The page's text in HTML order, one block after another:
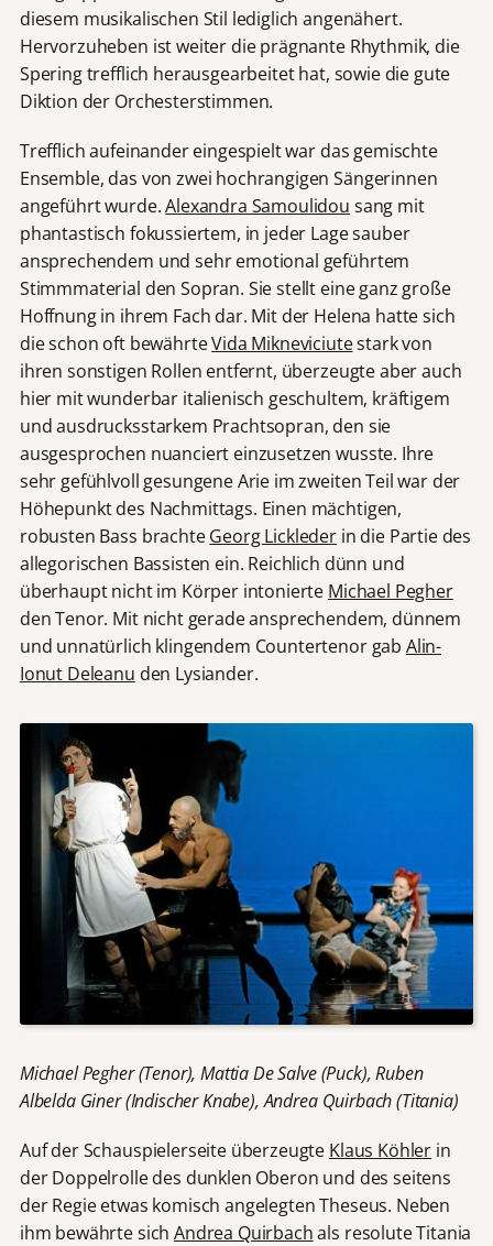
diesem musikalischen Stil lediglich angenähert.
Hervorzuheben ist weiter die prägnante Rhythmik, die
Spering trefflich herausgearbeitet hat, sowie die gute
Diktion der Orchesterstimmen.
Trefflich aufeinander eingespielt war das gemischte
Ensemble, das von zwei hochrangigen Sängerinnen
angeführt wurde.Alexandra Samoulidou sang mit
phantastisch fokussiertem, in jeder Lage sauber
ansprechendem und sehr emotional geführtem
Stimmmaterial den Sopran. Sie stellt eine ganz große
Hoffnung in ihrem Fach dar. Mit der Helena hatte sich
die schon oft bewährteVida Mikneviciutestark von
ihren sonstigen Rollen entfernt, überzeugte aber auch
hier mit wunderbar italienisch geschultem, kräftigem
und ausdrucksstarkem Prachtsopran, den sie
ausgesprochen nuanciert einzusetzen wusste. Ihre
sehr gefühlvoll gesungene Arie im zweiten Teil war der
Höhepunkt des Nachmittags. Einen mächtigen,
robusten Bass brachteGeorg Lickleder in die Partie des
allegorischen Bassisten ein. Reichlich dünn und
überhaupt nicht im Körper intonierte Michael Pegher
den Tenor. Mit nicht gerade ansprechendem, dünnem
und unnatürlich klingendem Countertenor gab Alin-
Ionut Deleanu den Lysiander.
Michael Pegher (Tenor), Mattia De Salve (Puck), Ruben
Albelda Giner (Indischer Knabe), Andrea Quirbach (Titania)
Auf der Schauspielerseite überzeugte Klaus Köhler in
der Doppelrolle des dunklen Oberon und des seitens
der Regie etwas komisch angelegten Theseus. Neben
ihm bewährte sichAndrea Quirbachals resolute Titania